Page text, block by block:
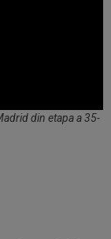
din etapa a 35-